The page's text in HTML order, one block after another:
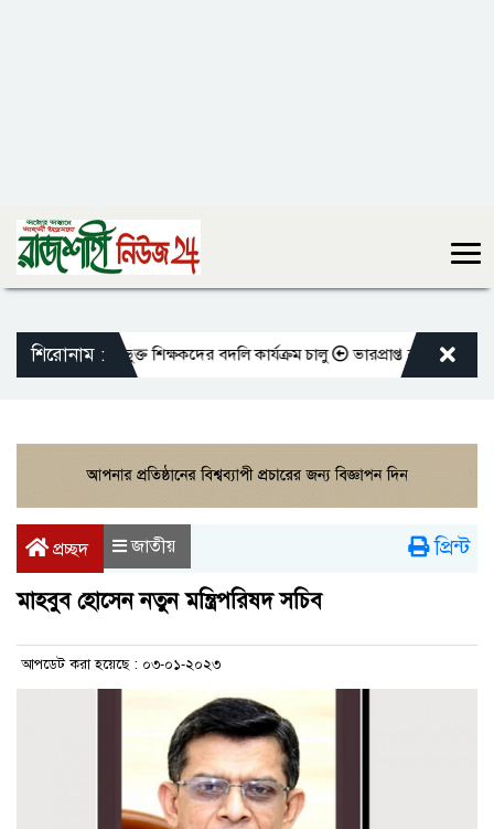
শিরোনাম :
মতো এমপিওভুক্ত শিক্ষকদের বদলি কার্যক্রম চালু ভারপ্রাপ্ত রাষ্ট্রপতিকে
প্রচ্ছদ জাতীয় প্রিন্ট
মাহবুব হোসেন নতুন মন্ত্রিপরিষদ সচিব
আপডেট করা হয়েছে : ০৩-০১-২০২৩